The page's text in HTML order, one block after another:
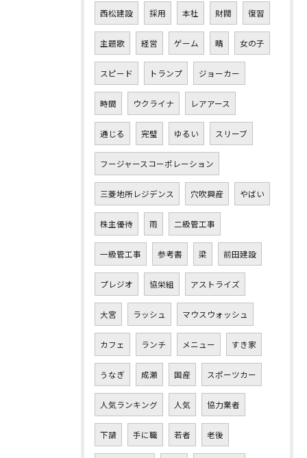
西松建設 採用 本社 財閥 復習
主題歌 経営 ゲーム 晴 女の子
スピード トランプ ジョーカー
時間 ウクライナ レアアース
通じる 完璧 ゆるい スリーブ
フージャースコーポレーション
三菱地所レジデンス 穴吹興産 やばい
株主優待 雨 二級管工事
一級管工事 参考書 梁 前田建設
プレジオ 協栄組 アストライズ
大宮 ラッシュ マウスウォッシュ
カフェ ランチ メニュー すき家
うなぎ 成瀬 国産 スポーツカー
人気ランキング 人気 協力業者
下請 手に職 若者 老後